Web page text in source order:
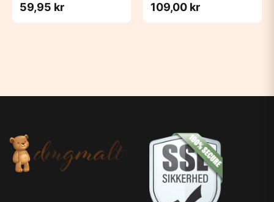
59,95 kr 109,00 kr